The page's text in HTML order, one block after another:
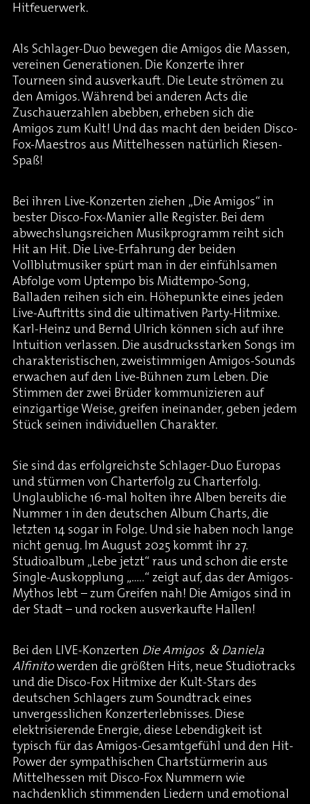
Hitfeuerwerk.
Als Schlager-Duo bewegen die Amigos die Massen,
vereinen Generationen. Die Konzerte ihrer
Tourneen sind ausverkauft. Die Leute strömen zu
den Amigos. Während bei anderen Acts die
Zuschauerzahlen abebben, erheben sich die
Amigos zum Kult! Und das macht den beiden Disco-
Fox-Maestros aus Mittelhessen natürlich Riesen-
Spaß!
Bei ihren Live-Konzerten ziehen „Die Amigos“ in
bester Disco-Fox-Manier alle Register. Bei dem
abwechslungsreichen Musikprogramm reiht sich
Hit an Hit. Die Live-Erfahrung der beiden
Vollblutmusiker spürt man in der einfühlsamen
Abfolge vom Uptempo bis Midtempo-Song,
Balladen reihen sich ein. Höhepunkte eines jeden
Live-Auftritts sind die ultimativen Party-Hitmixe.
Karl-Heinz und Bernd Ulrich können sich auf ihre
Intuition verlassen. Die ausdrucksstarken Songs im
charakteristischen, zweistimmigen Amigos-Sounds
erwachen auf den Live-Bühnen zum Leben. Die
Stimmen der zwei Brüder kommunizieren auf
einzigartige Weise, greifen ineinander, geben jedem
Stück seinen individuellen Charakter.
Sie sind das erfolgreichste Schlager-Duo Europas
und stürmen von Charterfolg zu Charterfolg.
Unglaubliche 16-mal holten ihre Alben bereits die
Nummer 1 in den deutschen Album Charts, die
letzten 14 sogar in Folge. Und sie haben noch lange
nicht genug. Im August 2025 kommt ihr 27.
Studioalbum „Lebe jetzt“ raus und schon die erste
Single-Auskopplung „…..“ zeigt auf, das der Amigos-
Mythos lebt – zum Greifen nah! Die Amigos sind in
der Stadt – und rocken ausverkaufte Hallen!
Bei den LIVE-Konzerten Die Amigos & Daniela
Alfinitowerden die größten Hits, neue Studiotracks
und die Disco-Fox Hitmixe der Kult-Stars des
deutschen Schlagers zum Soundtrack eines
unvergesslichen Konzerterlebnisses. Diese
elektrisierende Energie, diese Lebendigkeit ist
typisch für das Amigos-Gesamtgefühl und den Hit-
Power der sympathischen Chartstürmerin aus
Mittelhessen mit Disco-Fox Nummern wie
nachdenklich stimmenden Liedern und emotional